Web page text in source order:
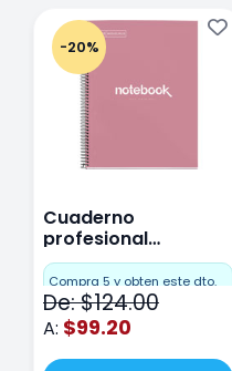
-20%
Cuaderno
profesional
Miquelrius Emotions
Cuadro Chico 80
hojas Rosa
Compra 5 y obten este dto.
De: $124.00
A: $99.20